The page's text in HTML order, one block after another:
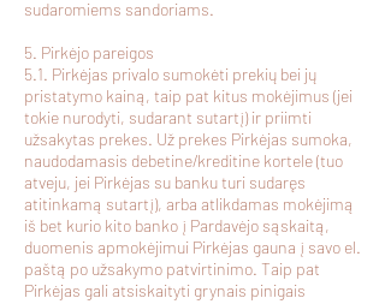
sudaromiems sandoriams.
5. Pirkėjo pareigos
5.1. Pirkėjas privalo sumokėti prekių bei jų
pristatymo kainą, taip pat kitus mokėjimus (jei
tokie nurodyti, sudarant sutartį) ir priimti
užsakytas prekes. Už prekes Pirkėjas sumoka,
naudodamasis debetine/kreditine kortele (tuo
atveju, jei Pirkėjas su banku turi sudaręs
atitinkamą sutartį), arba atlikdamas mokėjimą
iš bet kurio kito banko į Pardavėjo sąskaitą,
duomenis apmokėjimui Pirkėjas gauna į savo el.
paštą po užsakymo patvirtinimo. Taip pat
Pirkėjas gali atsiskaityti grynais pinigais